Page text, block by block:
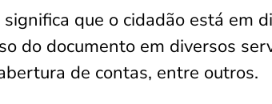
que o cidadão está em
do documento em diversos
de contas, entre outros.